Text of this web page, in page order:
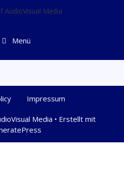
Menü
Impressum
Media • Erstellt mit